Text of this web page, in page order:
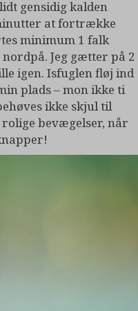
gensidig kalden
at fortrække
minimum 1 falk
Jeg gætter på 2
igen. Isfuglen fløj ind
plads – mon ikke ti
ikke skjul til
bevægelser, når